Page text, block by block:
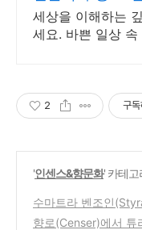
세상을 이해하는
세요. 바쁜 일상 속
2 구
'인센스&향문화' 카테고
수마트라 벤조인
료로 들여다보는 향
향로(Censer)에서 튜